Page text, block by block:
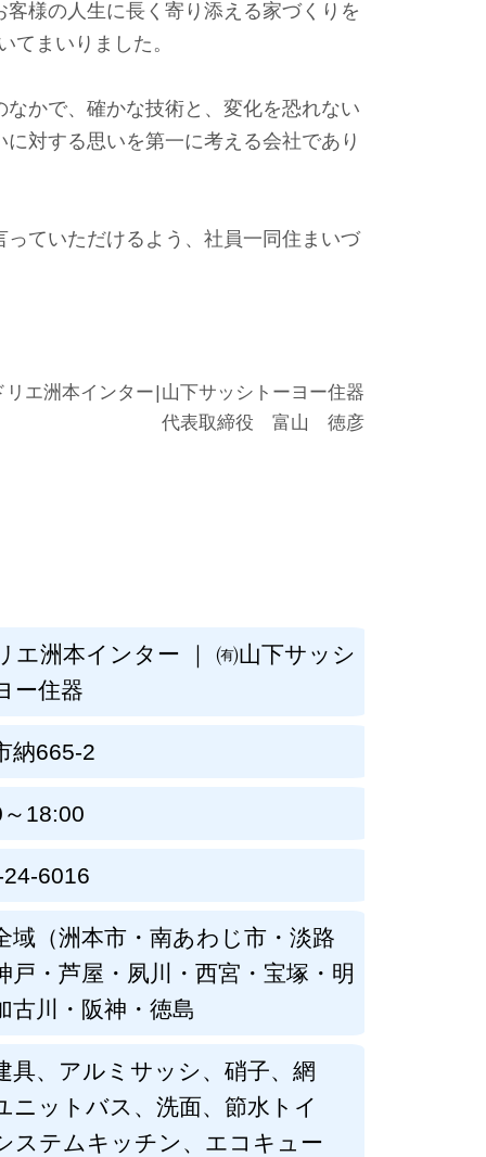
エ洲本インター ｜ ㈲山下サッシ
ー住器
納665-2
18:00
6016
域（洲本市・南あわじ市・淡路
戸・芦屋・夙川・西宮・宝塚・明
古川・阪神・徳島
具、アルミサッシ、硝子、網
ニットバス、洗面、節水トイ
ステムキッチン、エコキュー